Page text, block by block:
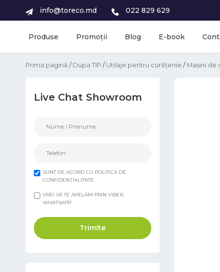
info@toreco.md 022 829 629
Produse Promoții Blog E-book
Prima pagină /Dupa TIP /Utilaje pentru curățenie /Mașini de
Live Chat Showroom
SUNT DE ACORD CU POLITICA DE
CONFIDENȚIALITATE
VREI SĂ TE APELĂM PRIN VIBER,
WHATSAPP
Trimite